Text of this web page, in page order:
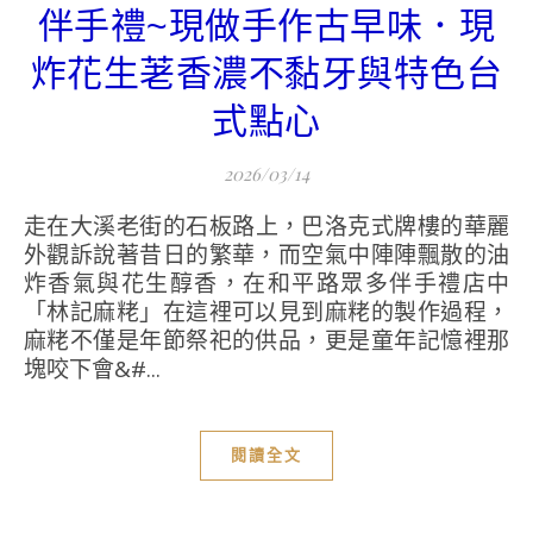
伴手禮~現做手作古早味．現
炸花生荖香濃不黏牙與特色台
式點心
2026/03/14
走在大溪老街的石板路上，巴洛克式牌樓的華麗
外觀訴說著昔日的繁華，而空氣中陣陣飄散的油
炸香氣與花生醇香，在和平路眾多伴手禮店中
「林記麻粩」在這裡可以見到麻粩的製作過程，
麻粩不僅是年節祭祀的供品，更是童年記憶裡那
塊咬下會&#...
閱讀全文